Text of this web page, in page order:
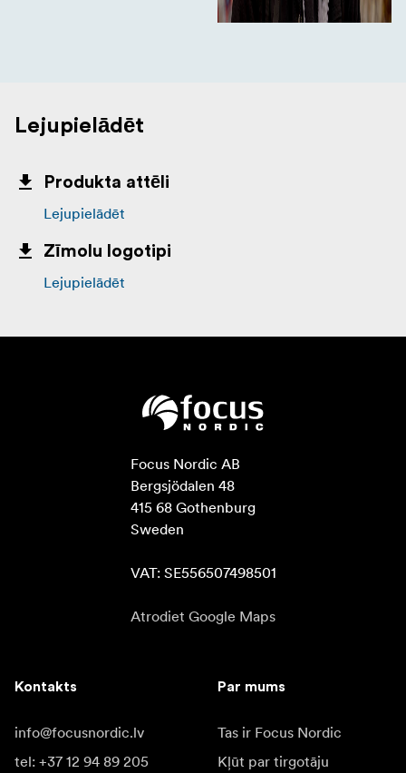
Lejupielādēt
Produkta attēli
Lejupielādēt
Zīmolu logotipi
Lejupielādēt
Focus Nordic AB
Bergsjödalen 48
415 68 Gothenburg
Sweden
VAT: SE556507498501
Atrodiet Google Maps
Kontakts
info@focusnordic.lv
tel: +37 12 94 89 205
Par mums
Tas ir Focus Nordic
Kļūt par tirgotāju